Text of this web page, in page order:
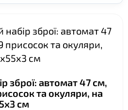
зброї: автомат 47
присосок та окуляри,
см
зброї: автомат 47 см,
та окуляри, на
см